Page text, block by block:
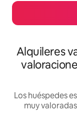
Alquileres
Los huéspedes
muy